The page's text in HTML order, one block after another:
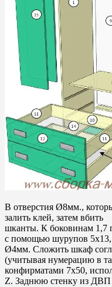
В отверстия Ø8мм.,
залить клей, затем вбить
шканты. К боковинам 1,7
с помощью шурупов 5х13,
Ø4мм. Сложить шкаф
(учитывая нумерацию в
конфирматами 7х50,
Z. Заднюю стенку из